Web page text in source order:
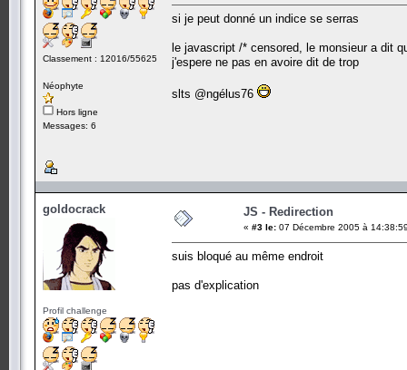
Classement : 12016/55625
Néophyte
Hors ligne
Messages: 6
si je peut donné un indice se serras
le javascript /* censored, le monsieur a dit
j'espere ne pas en avoire dit de trop
slts @ngélus76
goldocrack
Profil challenge
JS - Redirection
« #3 le: 07 Décembre 2005 à
suis bloqué au même endroit
pas d'explication